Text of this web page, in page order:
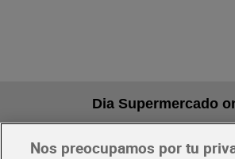
Dia Supermercado
Pide hoy, recibe hoy
Nos preocupamos por tu